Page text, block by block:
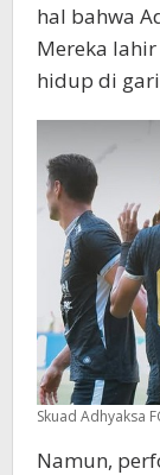
hal bahwa
Mereka
hidup di
Skuad Adhyaksa
Namun,